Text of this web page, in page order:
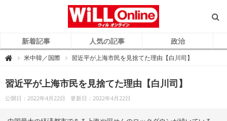
新着記事 人気の記事 政治

O
n
i
（
米中韓／国際 習近平が上海市民を見捨てた理由【白川司】
習近平が上海市民を見捨てた理由【白川司】
公開日：2022年4月22日 更新日：2022年4月22日